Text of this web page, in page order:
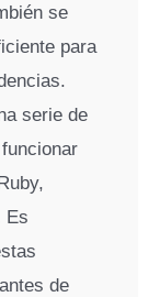
se
para
serie de
Es
de